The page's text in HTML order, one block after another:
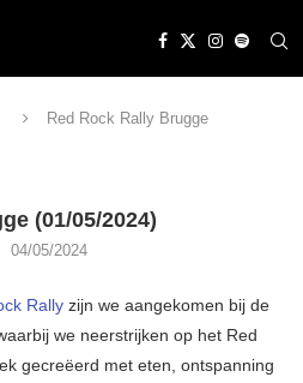
Red Rock Rally Brugge
(01/05/2024)
04/05/2024
Rally zijn we aangekomen bij de
we neerstrijken op het Red
gecreëerd met eten, ontspanning